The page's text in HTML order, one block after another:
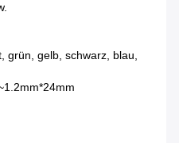
grün, gelb, schwarz, blau,